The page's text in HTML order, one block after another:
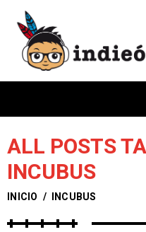
ALL POSTS
INCUBUS
INICIO / INCUBUS